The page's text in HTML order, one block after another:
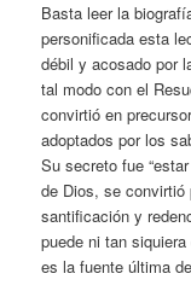
Basta leer la
personificada esta
débil y acosado por
tal modo con el
convirtió en
adoptados por los
Su secreto fue
de Dios, se
santificación y
puede ni tan
es la fuente última